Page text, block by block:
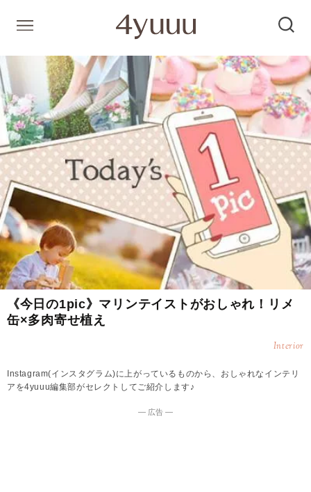
《今日の1pic》マリンテイストがおしゃれ！リメ
缶×多肉寄せ植え
Interior
Instagram(インスタグラム)に上がっているものから、おしゃれなインテリ
アを4yuuu編集部がセレクトしてご紹介します♪
― 広告 ―